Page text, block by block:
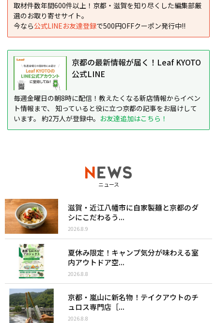
取材件数年間600件以上！京都・滋賀を知り尽くした編集部厳
選のお取り寄せサイト。
今なら公式LINEお友達登録で500円OFFクーポン発行中!!
京都の最新情報が届く！Leaf KYOTO
公式LINE
毎週金曜日の朝8時に配信！教えたくなる新店情報からイベン
ト情報まで、 知っていると役に立つ京都の記事をお届けして
います。 約2万人が登録中。 お友達追加はこちら！
ニュース
滋賀・近江八幡市に自家製麺と京都のダ
シにこだわるう...
2026.8.9
夏休み限定！キャンプ気分が味わえる室
内アウトドア空...
2026.8.8
京都・嵐山に新名物！テイクアウトのチ
ュロス専門店［...
2026.8.8